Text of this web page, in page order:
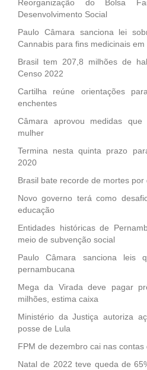
Reorganização do Bolsa
Desenvolvimento Social
Paulo Câmara sanciona lei
Cannabis para fins medicinais em
Brasil tem 207,8 milhões de
Censo 2022
Cartilha reúne orientações
enchentes
Câmara aprovou medidas
mulher
Termina nesta quinta prazo
2020
Brasil bate recorde de mortes por
Novo governo terá como
educação
Entidades históricas de
meio de subvenção social
Paulo Câmara sanciona leis
pernambucana
Mega da Virada deve pagar
milhões, estima caixa
Ministério da Justiça autoriza
posse de Lula
FPM de dezembro cai nas contas
Natal de 2022 teve queda de